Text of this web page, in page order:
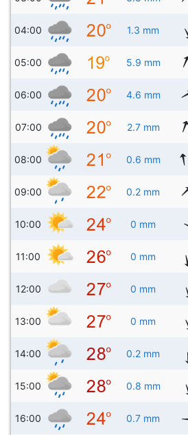
04:00 1.3 mm
05:00 5.9 mm
06:00 4.6 mm
07:00 2.7 mm
08:00 0.6 mm
09:00 0.2 mm
10:00 0 mm
11:00 0 mm
12:00 0 mm
13:00 0 mm
14:00 0.2 mm
15:00 0.8 mm
16:00 0.7 mm